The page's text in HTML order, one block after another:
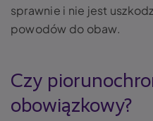
sprawnie i nie jest
powodów do obaw.
Czy
obowiązkowy?